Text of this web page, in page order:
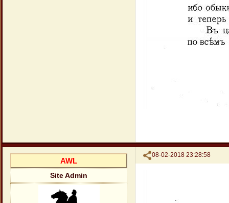
Поделиться
08-02-2018 23:28:58
AWL
Site Admin